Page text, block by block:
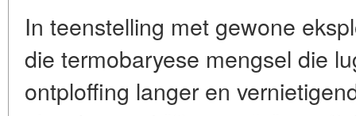
In teenstelling met gewone
die termobaryese mengsel die
ontploffing langer en